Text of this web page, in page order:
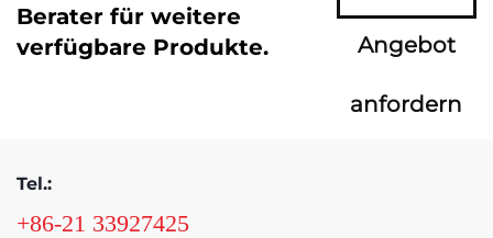
Berater für weitere
verfügbare Produkte.
Angebot
anfordern
Tel.:
+86-21 33927425